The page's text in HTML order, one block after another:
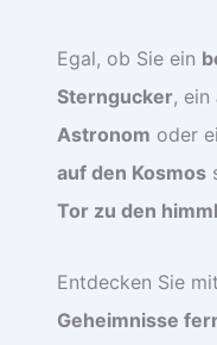
Egal, ob Sie ein
Sterngucker, ein
Astronom oder
auf den Kosmos
Tor zu den
Entdecken Sie
Geheimnisse